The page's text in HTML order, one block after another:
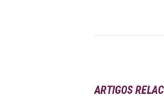
ARTIGOS